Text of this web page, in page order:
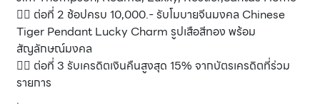
👉🏻 ต่อที่ 2 ช้อปครบ 10,000.- รับโมบายจีนมงคล Chinese
Tiger Pendant Lucky Charm รูปเสือสีทอง พร้อม
สัญลักษณ์มงคล
👉🏻 ต่อที่ 3 รับเครดิตเงินคืนสูงสุด 15% จากบัตรเครดิตที่ร่วม
รายการ
.